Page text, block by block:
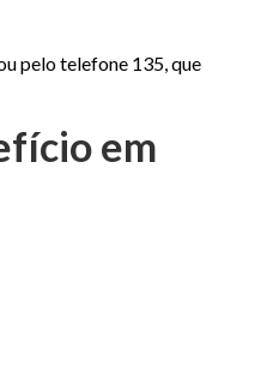
pelo telefone 135, que
em